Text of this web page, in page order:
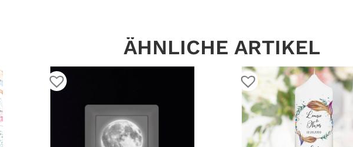
ÄHNLICHE ARTIKEL